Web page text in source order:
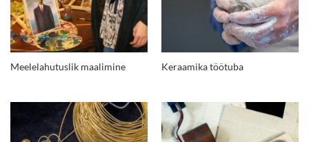
Meelelahutuslik maalimine Keraamika töötuba